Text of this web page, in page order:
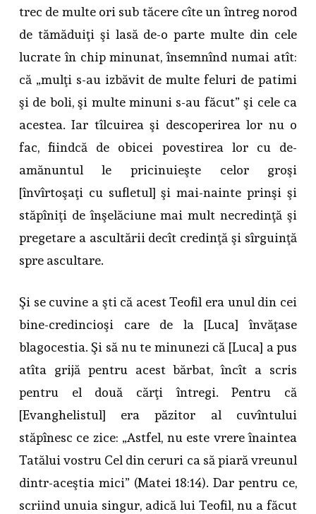
trec de multe ori sub tăcere cîte un întreg norod
de tămăduiţi şi lasă de-o parte multe din cele
lucrate în chip minunat, însemnînd numai atît:
că „mulţi s-au izbăvit de multe feluri de patimi
şi de boli, şi multe minuni s-au făcut” şi cele ca
acestea. Iar tîlcuirea şi descoperirea lor nu o
fac, fiindcă de obicei povestirea lor cu de-
amănuntul le pricinuieşte celor groşi
[învîrtoşaţi cu sufletul] şi mai-nainte prinşi şi
stăpîniţi de înşelăciune mai mult necredinţă şi
pregetare a ascultării decît credinţă şi sîrguinţă
spre ascultare.
Şi se cuvine a şti că acest Teofil era unul din cei
bine-credincioşi care de la [Luca] învăţase
blagocestia. Şi să nu te minunezi că [Luca] a pus
atîta grijă pentru acest bărbat, încît a scris
pentru el două cărţi întregi. Pentru că
[Evanghelistul] era păzitor al cuvîntului
stăpînesc ce zice: „Astfel, nu este vrere înaintea
Tatălui vostru Cel din ceruri ca să piară vreunul
dintr-aceştia mici” (Matei 18:14). Dar pentru ce,
scriind unuia singur, adică lui Teofil, nu a făcut